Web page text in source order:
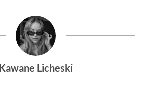
Kawane Licheski